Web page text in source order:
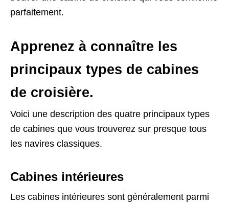
parfaitement.
Apprenez à connaître les
principaux types de cabines
de croisière.
Voici une description des quatre principaux types
de cabines que vous trouverez sur presque tous
les navires classiques.
Cabines intérieures
Les cabines intérieures sont généralement parmi